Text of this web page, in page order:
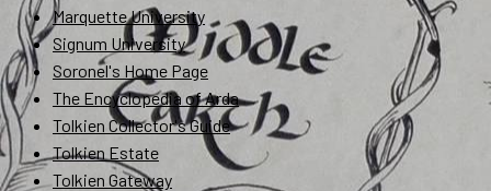
Marquette University
Signum University
Soronel's Home Page
The Encyclopedia of Arda
Tolkien Collector's Guide
Tolkien Estate
Tolkien Gateway